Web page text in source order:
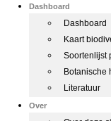
Dashboard
Dashboard
Kaart
Soortenlijst
Botanische
Literatuur
Over